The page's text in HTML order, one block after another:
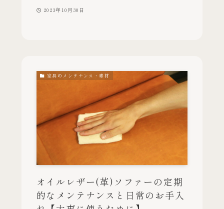
2023年10月30日
家具のメンテナンス・素材
オイルレザー(革)ソファーの定期
的なメンテナンスと日常のお手入